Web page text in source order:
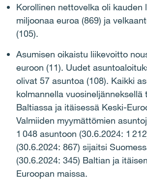
Korollinen nettovelka oli kauden
miljoonaa euroa (869) ja
(105).
Asumisen oikaistu liikevoitto
euroon (11). Uudet
olivat 57 asuntoa (108). Kaikki
kolmannella vuosineljänneksellä
Baltiassa ja itäisessä Keski-
Valmiiden myymättömien
1 048 asuntoon (30.6.2024: 1
(30.6.2024: 867) sijaitsi
(30.6.2024: 345) Baltian ja
Euroopan maissa.